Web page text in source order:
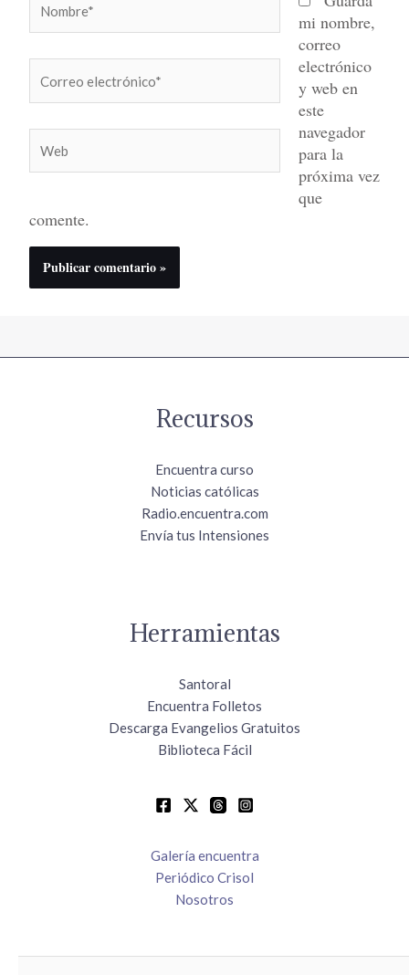
electrónico*
mi nombre,
correo
electrónico
y web en
este
navegador
para la
próxima vez
que
comente.
Recursos
Encuentra curso
Noticias católicas
Radio.encuentra.com
Envía tus Intensiones
Herramientas
Santoral
Encuentra Folletos
Descarga Evangelios Gratuitos
Biblioteca Fácil
Galería encuentra
Periódico Crisol
Nosotros